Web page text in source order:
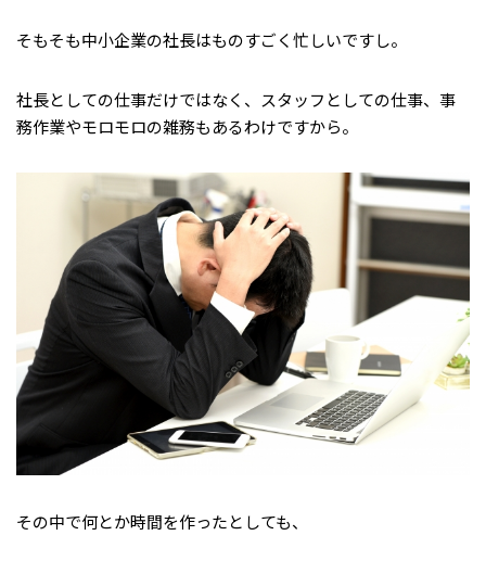
そもそも中小企業の社長はものすごく忙しいですし。
社長としての仕事だけではなく、スタッフとしての仕事、事
務作業やモロモロの雑務もあるわけですから。
その中で何とか時間を作ったとしても、